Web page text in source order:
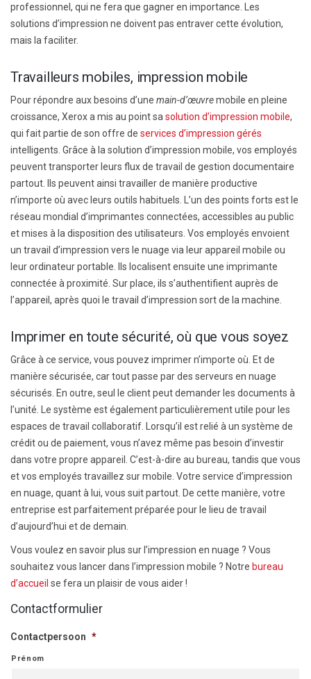
professionnel, qui ne fera que gagner en importance. Les
solutions d’impression ne doivent pas entraver cette évolution,
mais la faciliter.
Travailleurs mobiles, impression mobile
Pour répondre aux besoins d’une main-d’œuvremobile en pleine
croissance, Xerox a mis au point sa solution d’impression mobile,
qui fait partie de son offre de services d’impression gérés
intelligents. Grâce à la solution d’impression mobile, vos employés
peuvent transporter leurs flux de travail de gestion documentaire
partout. Ils peuvent ainsi travailler de manière productive
n’importe où avec leurs outils habituels. L’un des points forts est le
réseau mondial d’imprimantes connectées, accessibles au public
et mises à la disposition des utilisateurs. Vos employés envoient
un travail d’impression vers le nuage via leur appareil mobile ou
leur ordinateur portable. Ils localisent ensuite une imprimante
connectée à proximité. Sur place, ils s’authentifient auprès de
l’appareil, après quoi le travail d’impression sort de la machine.
Imprimer en toute sécurité, où que vous soyez
Grâce à ce service, vous pouvez imprimer n’importe où. Et de
manière sécurisée, car tout passe par des serveurs en nuage
sécurisés. En outre, seul le client peut demander les documents à
l’unité. Le système est également particulièrement utile pour les
espaces de travail collaboratif. Lorsqu’il est relié à un système de
crédit ou de paiement, vous n’avez même pas besoin d’investir
dans votre propre appareil. C’est-à-dire au bureau, tandis que vous
et vos employés travaillez sur mobile. Votre service d’impression
en nuage, quant à lui, vous suit partout. De cette manière, votre
entreprise est parfaitement préparée pour le lieu de travail
d’aujourd’hui et de demain.
Vous voulez en savoir plus sur l’impression en nuage ? Vous
souhaitez vous lancer dans l’impression mobile ? Notre bureau
d’accueil se fera un plaisir de vous aider !
Contactformulier
Contactpersoon *
Prénom